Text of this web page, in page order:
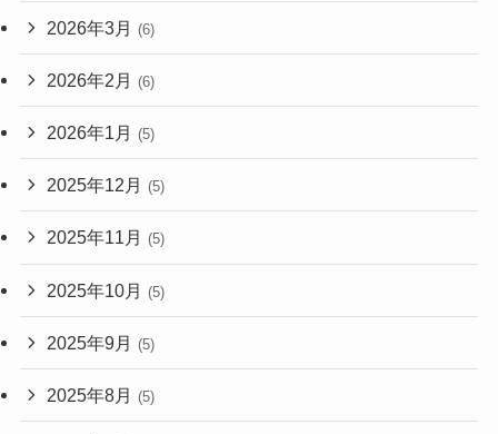
2026年3月 (6)
2026年2月 (6)
2026年1月 (5)
2025年12月 (5)
2025年11月 (5)
2025年10月 (5)
2025年9月 (5)
2025年8月 (5)